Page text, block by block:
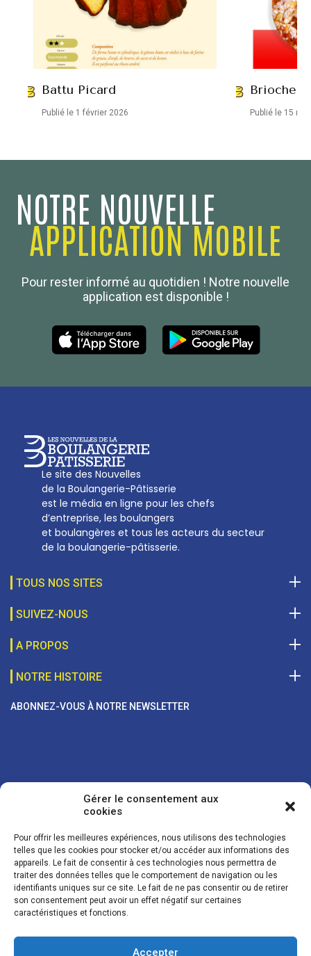
Gérer le consentement aux
cookies
Pour offrir les meilleures expériences, nous utilisons des technologies
telles que les cookies pour stocker et/ou accéder aux informations des
appareils. Le fait de consentir à ces technologies nous permettra de
traiter des données telles que le comportement de navigation ou les
identifiants uniques sur ce site. Le fait de ne pas consentir ou de retirer
son consentement peut avoir un effet négatif sur certaines
caractéristiques et fonctions.
Accepter
Battu Picard
Publié le 1 février 2026
Brioche
Publié le 15
NOTRE NOUVELLE
APPLICATION MOBILE
Pour rester informé au quotidien ! Notre nouvelle
application est disponible !
Le site des Nouvelles
de la Boulangerie-Pâtisserie
est le média en ligne pour les chefs
d’entreprise, les boulangers
et boulangères et tous les acteurs du secteur
de la boulangerie-pâtisserie.
TOUS NOS SITES
Boulanger de France
SUIVEZ-NOUS
A PROPOS
Les Nouvelles de la Boulangerie-Pâtisserie Française
27, av d’Eylau - 75782 Paris Cédex 16
01 53 70 16 25
NOTRE HISTOIRE
ABONNEZ-VOUS À NOTRE NEWSLETTER
Vos coordonnées sont uniquement utilisées pour vous envoyer des
lettres d'information sur nos activités. Vous pouvez à tout moment
utiliser le lien de désinscription figurant dans la lettre d'information.